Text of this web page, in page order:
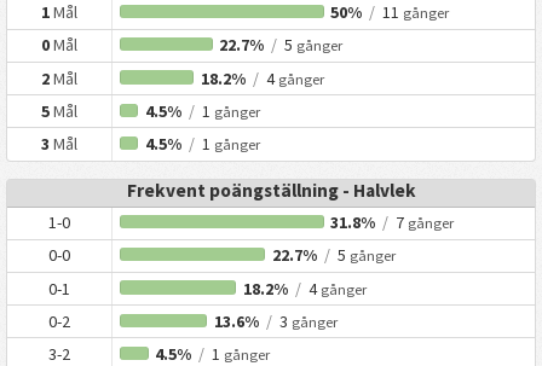
1Mål 50% / 11 gånger
0Mål 22.7% / 5 gånger
2Mål 18.2% /4 gånger
5Mål 4.5% /1 gånger
3Mål 4.5% /1 gånger
Frekvent poängställning - Halvlek
1-0 31.8% / 7 gånger
0-0 22.7% /5 gånger
0-1 18.2% /4 gånger
0-2 13.6% /3 gånger
3-2 4.5% / 1 gånger